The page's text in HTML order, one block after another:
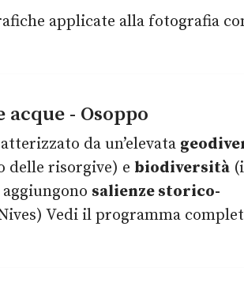
applicate alla fotografia
- Osoppo
da un’elevata
delle risorgive) e biodiversità
salienze storico-
Vedi il programma